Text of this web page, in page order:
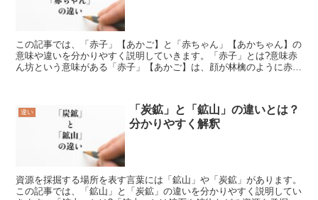
この記事では、「赤子」【あかご】と「赤ちゃん」【あかちゃん】の
意味や違いを分かりやすく説明していきます。「赤子」とは?意味赤
ん坊という意味がある「赤子」【あかご】は、顔が林檎のように赤み
違い
「炭鉱」と「鉱山」の違いとは？
分かりやすく解釈
資源を採掘する場所を表す言葉には「鉱山」や「炭鉱」があります。
この記事では、「鉱山」と「炭鉱」の違いを分かりやすく説明してい